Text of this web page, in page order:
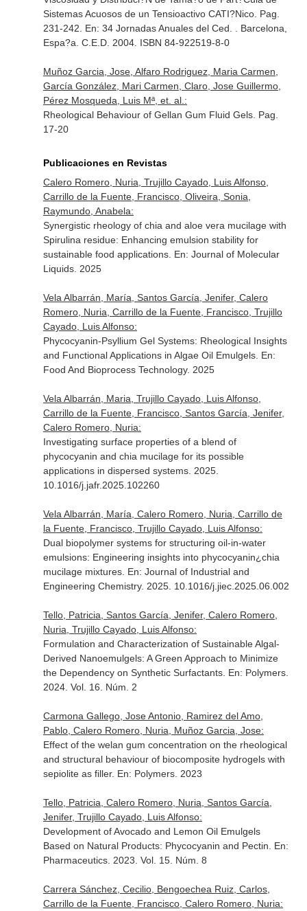
Sistemas Acuosos de un Tensioactivo CATI?Nico. Pag.
231-242. En: 34 Jornadas Anuales del Ced . . Barcelona,
Espa?a. C.E.D. 2004. ISBN 84-922519-8-0
Muñoz Garcia, Jose, Alfaro Rodriguez, Maria Carmen,
García González, Mari Carmen, Claro, Jose Guillermo,
Pérez Mosqueda, Luis Mª, et. al.:
Rheological Behaviour of Gellan Gum Fluid Gels. Pag.
17-20
Publicaciones en Revistas
Calero Romero, Nuria, Trujillo Cayado, Luis Alfonso,
Carrillo de la Fuente, Francisco, Oliveira, Sonia,
Raymundo, Anabela:
Synergistic rheology of chia and aloe vera mucilage with
Spirulina residue: Enhancing emulsion stability for
sustainable food applications. En: Journal of Molecular
Liquids. 2025
Vela Albarrán, María, Santos García, Jenifer, Calero
Romero, Nuria, Carrillo de la Fuente, Francisco, Trujillo
Cayado, Luis Alfonso:
Phycocyanin-Psyllium Gel Systems: Rheological Insights
and Functional Applications in Algae Oil Emulgels. En:
Food And Bioprocess Technology. 2025
Vela Albarrán, Maria, Trujillo Cayado, Luis Alfonso,
Carrillo de la Fuente, Francisco, Santos García, Jenifer,
Calero Romero, Nuria:
Investigating surface properties of a blend of
phycocyanin and chia mucilage for its possible
applications in dispersed systems. 2025.
10.1016/j.jafr.2025.102260
Vela Albarrán, María, Calero Romero, Nuria, Carrillo de
la Fuente, Francisco, Trujillo Cayado, Luis Alfonso:
Dual biopolymer systems for structuring oil-in-water
emulsions: Engineering insights into phycocyanin¿chia
mucilage mixtures. En: Journal of Industrial and
Engineering Chemistry. 2025. 10.1016/j.jiec.2025.06.002
Tello, Patricia, Santos García, Jenifer, Calero Romero,
Nuria, Trujillo Cayado, Luis Alfonso:
Formulation and Characterization of Sustainable Algal-
Derived Nanoemulgels: A Green Approach to Minimize
the Dependency on Synthetic Surfactants. En: Polymers.
2024. Vol. 16. Núm. 2
Carmona Gallego, Jose Antonio, Ramirez del Amo,
Pablo, Calero Romero, Nuria, Muñoz Garcia, Jose:
Effect of the welan gum concentration on the rheological
and structural behaviour of biocomposite hydrogels with
sepiolite as filler. En: Polymers. 2023
Tello, Patricia, Calero Romero, Nuria, Santos García,
Jenifer, Trujillo Cayado, Luis Alfonso:
Development of Avocado and Lemon Oil Emulgels
Based on Natural Products: Phycocyanin and Pectin. En:
Pharmaceutics. 2023. Vol. 15. Núm. 8
Carrera Sánchez, Cecilio, Bengoechea Ruiz, Carlos,
Carrillo de la Fuente, Francisco, Calero Romero, Nuria: